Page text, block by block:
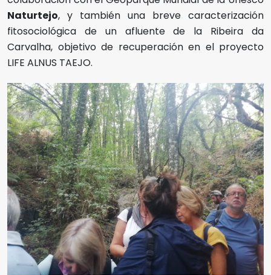
Naturtejo, y también una breve caracterización
fitosociológica de un afluente de la Ribeira da
Carvalha, objetivo de recuperación en el proyecto
LIFE ALNUS TAEJO.